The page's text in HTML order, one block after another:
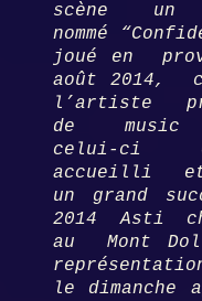
scène un
nommé
joué en
août 2014,
l’artiste
de music
celui-ci
accueilli et
un grand
2014 Asti
au Mont
le dimanche